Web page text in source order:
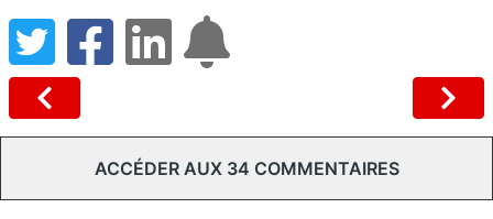
ACCÉDER AUX 34 COMMENTAIRES